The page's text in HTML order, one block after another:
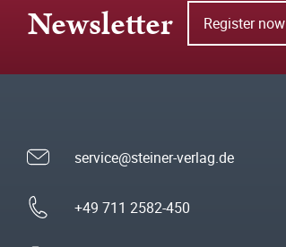
Newsletter Register now
service@steiner-verlag.de
+49 711 2582-450